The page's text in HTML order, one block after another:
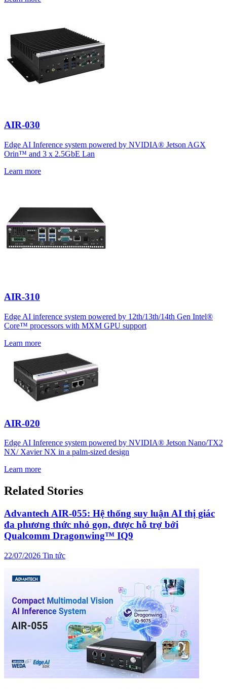
AIR-030
Edge AI Inference system powered by NVIDIA® Jetson AGX
Orin™ and 3 x 2.5GbE Lan
Learn more
AIR-310
Edge AI inference system powered by 12th/13th/14th Gen Intel®
Core™ processors with MXM GPU support
Learn more
AIR-020
Edge AI Inference system powered by NVIDIA® Jetson Nano/TX2
NX/ Xavier NX in a palm-sized design
Learn more
Related Stories
Advantech AIR-055: Hệ thống suy luận AI thị giác
đa phương thức nhỏ gọn, được hỗ trợ bởi
Qualcomm Dragonwing™ IQ9
22/07/2026 Tin tức